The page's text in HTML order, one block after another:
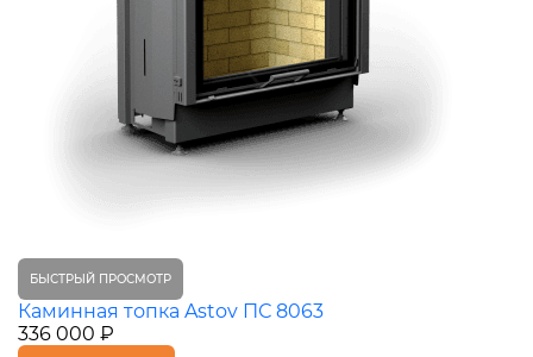
БЫСТРЫЙ ПРОСМОТР
Каминная топка Astov ПС 8063
336 000 ₽